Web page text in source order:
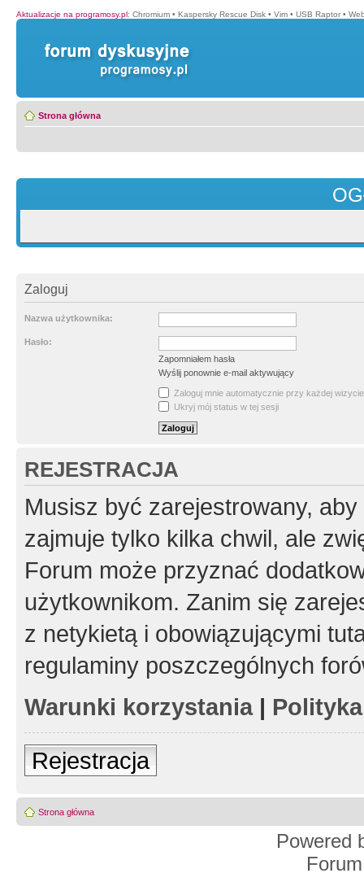
Aktualizacje na programosy.pl: Chromium • Kaspersky Rescue Disk • Vim • USB Raptor •
Strona główna
Zaloguj
Nazwa użytkownika:
Hasło:
Zapomniałem hasła
Wyślij ponownie e-mail aktywujący
Zaloguj mnie automatycznie przy każdej wizycie
Ukryj mój status w tej sesji
REJESTRACJA
Musisz być zarejestrowany,
zajmuje tylko kilka chwil, ale
Forum może przyznać
użytkownikom. Zanim się
z netykietą i obowiązującymi
regulaminy poszczególnych
Warunki korzystania|
Rejestracja
Strona główna
Powered